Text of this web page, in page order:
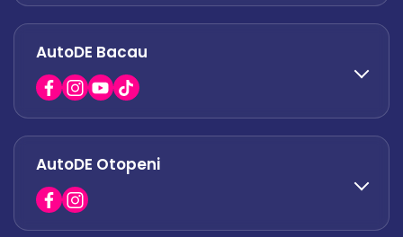
0751 628 054
AutoDE Bacau
0730 063 852
0730 063 851
AutoDE Otopeni